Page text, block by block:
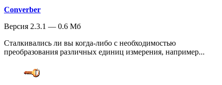
Converber
Версия 2.3.1 — 0.6 Мб
Сталкивались ли вы когда-либо с необходимостью
преобразования различных единиц измерения, например...